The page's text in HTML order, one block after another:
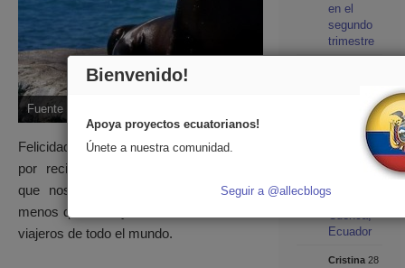
Fuente foto: Ecuador & Galápagos
Felicidades a nuestro querido Ecuador
por recibir tan grande reconocimiento,
que nos ha traido nada más y nada
menos que Lonely Planet, la biblia de los
viajeros de todo el mundo.
en el
segundo
trimestre
2017, 10:57
Recorrido
360° por
el Centro
de
Cuenca,
Ecuador
Cristina 28
Bienvenido!
Apoya proyectos ecuatorianos!
Únete a nuestra comunidad.
Seguir a @allecblogs